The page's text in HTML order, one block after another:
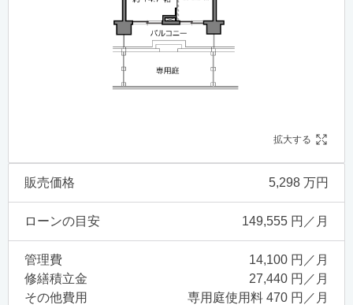
拡大する
販売価格 5,298 万円
ローンの目安 149,555 円／月
管理費
14,100 円／月
修繕積立金
27,440 円／月
その他費用
専用庭使用料 470 円／月